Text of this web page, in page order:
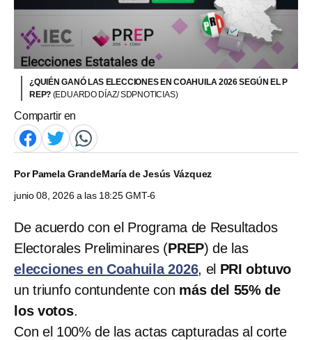
¿QUIÉN GANÓ LAS ELECCIONES EN COAHUILA 2026 SEGÚN EL P
REP? (EDUARDO DÍAZ/ SDPNOTICIAS)
Compartir en
PorPamela GrandeMaría de Jesús Vázquez
junio 08, 2026 a las 18:25 GMT-6
De acuerdo con el Programa de Resultados
Electorales Preliminares (PREP) de las
elecciones en Coahuila 2026, el PRI obtuvo
un triunfo contundente con más del 55% de
los votos.
Con el 100% de las actas capturadas al corte